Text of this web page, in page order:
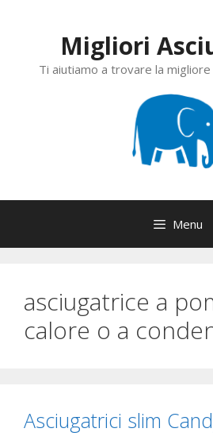
Migliori
Ti aiutiamo a trovare la
Menu
asciugatrice a
calore o a
Asciugatrici slim